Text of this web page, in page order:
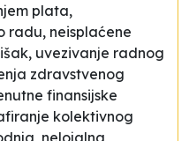
plata,
radu, neisplaćene
uvezivanje radnog
zdravstvenog
finansijske
kolektivnog